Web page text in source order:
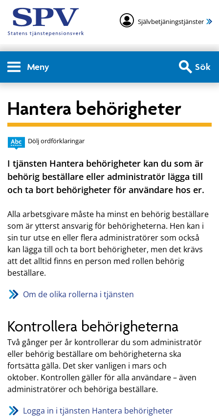
Självbetjäningstjänster
Meny Sök
Hantera behörigheter
Dölj ordförklaringar
I tjänsten Hantera behörigheter kan du som är
behörig beställare eller administratör lägga till
och ta bort behörigheter för användare hos er.
Alla arbetsgivare måste ha minst en behörig beställare
som är ytterst ansvarig för behörigheterna. Hen kan i
sin tur utse en eller flera administratörer som också
kan lägga till och ta bort behörigheter, men det krävs
att det alltid finns en person med rollen behörig
beställare.
Om de olika rollerna i tjänsten
Kontrollera behörigheterna
Två gånger per år kontrollerar du som administratör
eller behörig beställare om behörigheterna ska
fortsätta gälla. Det sker vanligen i mars och
oktober. Kontrollen gäller för alla användare – även
administratörer och behöriga beställare.
Logga in i tjänsten Hantera behörigheter